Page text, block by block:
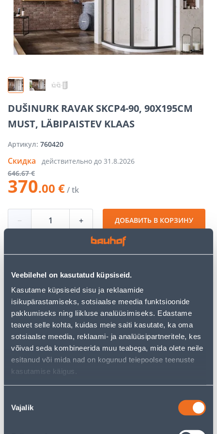
Veebilehel on kasutatud küpsiseid.
Kasutame küpsiseid sisu ja reklaamide
isikupärastamiseks, sotsiaalse meedia funktsioonide
pakkumiseks ning liikluse analüüsimiseks. Edastame
teavet selle kohta, kuidas meie saiti kasutate, ka oma
sotsiaalse meedia, reklaami- ja analüüsipartneritele, kes
võivad seda kombineerida muu teabega, mida olete neile
esitanud või mida nad on kogunud teiepoolse teenuste
kasutamise käigus.
valik
Vajalik
DUŠINURK RAVAK SKCP4-90, 90X195CM
MUST, LÄBIPAISTEV KLAAS
Артикул: 760420
Скидка действительно до 31.8.2026
646.67 €
370.00 €/ tk
− + ДОБАВИТЬ В КОРЗИНУ
Посмотреть наличие
• Dušikabiin tarnitakse ilma aluseta!
• 14-päevane tagastusõigus.
• HANKIJA LAOST TELLITAV TOODE
Калькулятор рассрочки
Депозит
61.67 €